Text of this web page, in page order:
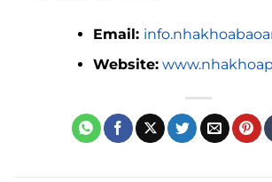
Email:
Website: